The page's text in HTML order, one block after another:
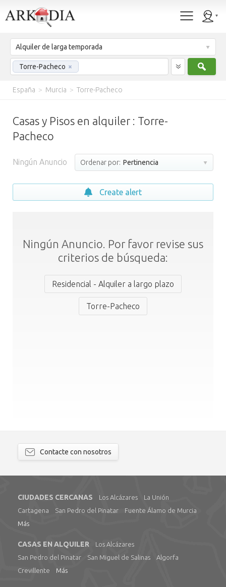
Alquiler de larga temporada
Torre-Pacheco ×
España > Murcia > Torre-Pacheco
Casas y Pisos en alquiler : Torre-
Pacheco
Ningún Anuncio Ordenar por: Pertinencia
Create alert
Ningún Anuncio. Por favor revise sus
criterios de búsqueda:
Residencial - Alquiler a largo plazo
Torre-Pacheco
Contacte con nosotros
CIUDADES CERCANAS Los Alcázares
La Unión
Cartagena
San Pedro del Pinatar
Fuente Álamo de Murcia
Más
CASAS EN ALQUILER
Los Alcázares
San Pedro del Pinatar
San Miguel de Salinas
Algorfa
Crevillente
Más